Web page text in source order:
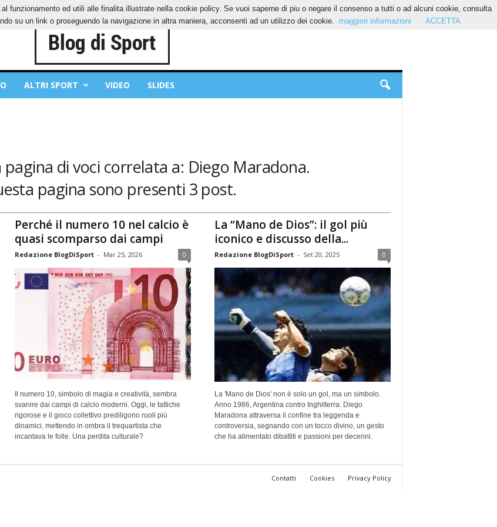
POLICY
ALTRI SPORT VIDEO SLIDES
pagina di voci correlata a: Diego Maradona.
pagina sono presenti 3 post.
Perché il numero 10 nel calcio è
quasi scomparso dai campi
Redazione BlogDiSport - Mar 25, 2026 0
Il numero 10, simbolo di magia e creatività, sembra
svanire dai campi di calcio moderni. Oggi, le tattiche
rigorose e il gioco collettivo prediligono ruoli più
dinamici, mettendo in ombra il trequartista che
incantava le folle. Una perdita culturale?
La “Mano de Dios”: il gol più
iconico e discusso della...
Redazione BlogDiSport - Set 20, 2025 0
La 'Mano de Dios' non è solo un gol, ma un simbolo.
Anno 1986, Argentina contro Inghilterra: Diego
Maradona attraversa il confine tra leggenda e
controversia, segnando con un tocco divino, un gesto
che ha alimentato dibattiti e passioni per decenni.
Contatti Cookies Privacy Policy
ed utili alle finalita illustrate nella cookie policy. Se vuoi saperne di piu o negare il consenso a tutti o ad alcuni cookie, consulta
su un link o proseguendo la navigazione in altra maniera, acconsenti ad un utilizzo dei cookie.
maggiori informazioni ACCETTA